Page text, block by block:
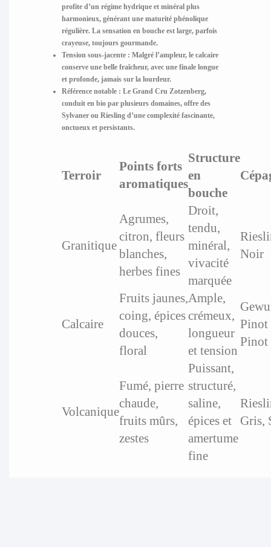
profite d’un régime hydrique et minéral plus
harmonieux, générant une maturité phénolique
régulière. La sensation en bouche est large, parfois
crayeuse, toujours gourmande.
Tension sous-jacente : Malgré l’ampleur, le calcaire
conserve une belle fraîcheur, avec une finale longue
et profonde, jamais sur la lourdeur.
Référence notable : Le Grand Cru Zotzenberg,
conduit en bio par plusieurs domaines, offre des
Sylvaner ou Riesling d’une complexité fascinante,
onctueux et persistants.
Terroir
Points forts
aromatiques
Structure
en
bouche
Granitique
Agrumes,
citron, fleurs
blanches,
herbes fines
Droit,
tendu,
minéral,
vivacité
marquée
Noir
Calcaire
Fruits jaunes,
coing, épices
douces,
floral
Ample,
crémeux,
longueur
et tension
Pinot
Volcanique
Fumé, pierre
chaude,
fruits mûrs,
zestes
Puissant,
structuré,
saline,
épices et
amertume
fine
Gris,